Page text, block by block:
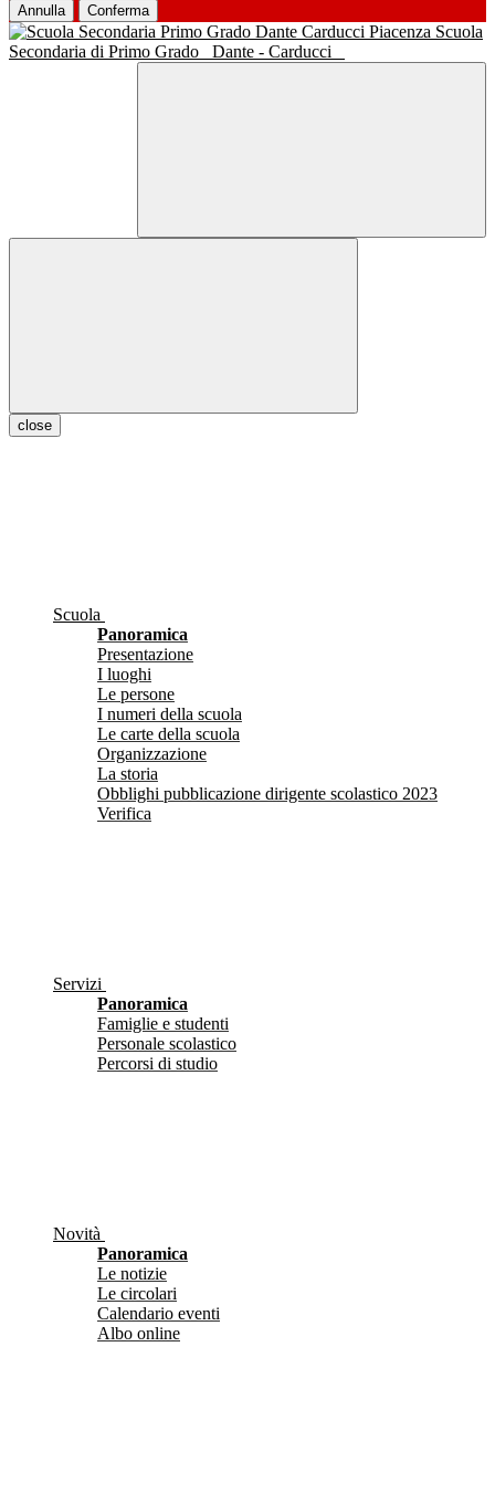
Annulla Conferma
Scuola
Secondaria di Primo Grado
Dante - Carducci
close
Scuola
Panoramica
Presentazione
I luoghi
Le persone
I numeri della scuola
Le carte della scuola
Organizzazione
La storia
Obblighi pubblicazione dirigente scolastico 2023
Verifica
Servizi
Panoramica
Famiglie e studenti
Personale scolastico
Percorsi di studio
Novità
Panoramica
Le notizie
Le circolari
Calendario eventi
Albo online